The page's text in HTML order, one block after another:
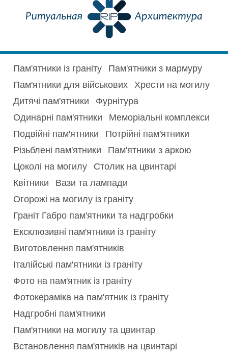
Пам'ятники із граніту
Пам'ятники з мармуру
Пам'ятники для військових
Хрести на могилу
Дитячі пам'ятники
Фурнітура
Одинарні пам'ятники
Меморіальні комплекси
Подвійні пам'ятники
Потрійні пам'ятники
Різьблені пам'ятники
Пам'ятники з аркою
Цоколі на могилу
Столик на цвинтарі
Квітники
Вази та лампади
Огорожі на могилу із граніту
Граніт Габро пам'ятники та надгробки
Ексклюзивні пам'ятники із граніту
Виготовлення пам'ятників
Італійські пам'ятники із граніту
Фото на пам'ятник із граніту
Фотокераміка на пам'ятник із граніту
Надгробні пам'ятники
Пам'ятники на могилу та цвинтар
Встановлення пам'ятників на цвинтарі